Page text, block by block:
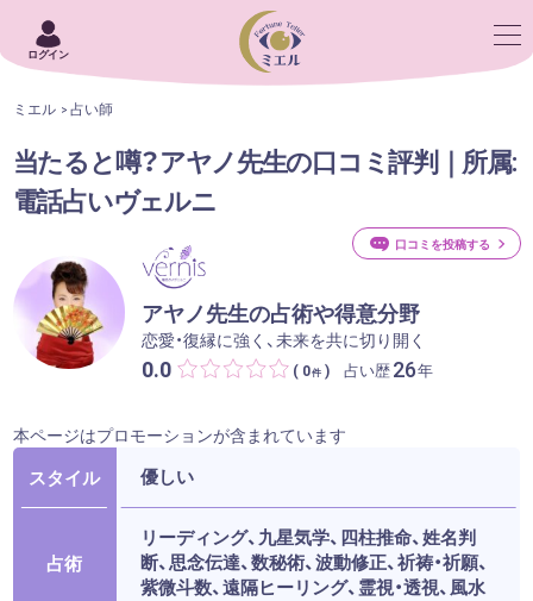
ログイン
ミエル 占い師
当たると噂？アヤノ先生の口コミ評判｜所属:
電話占いヴェルニ
アヤノ先生の占術や得意分野
恋愛・復縁に強く、未来を共に切り開く
0.0 ( 0件 ) 占い歴26年
口コミを投稿する
本ページはプロモーションが含まれています
スタイル 優しい
占術
リーディング、九星気学、四柱推命、姓名判
断、思念伝達、数秘術、波動修正、祈祷・祈願、
紫微斗数、遠隔ヒーリング、霊視・透視、風水